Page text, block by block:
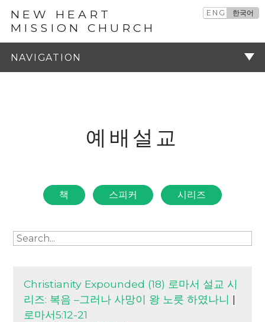
NEW HEART
MISSION CHURCH
ENG 한국어
예배설교
책 스피커 시리즈
Christianity Expounded (18) 로마서 설교 시
리즈: 복음 –그러나 사망이 왕 노릇 하였나니 |
로마서5:12-21